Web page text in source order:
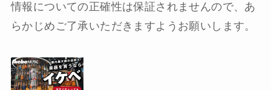
情報についての正確性は保証されませんので、あ
らかじめご了承いただきますようお願いします。